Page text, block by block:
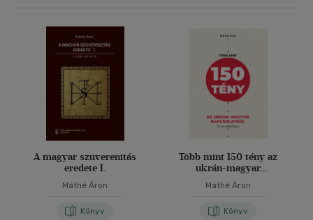
A magyar szuverenitás
eredete I.
Máthé Áron
Könyv
Több mint 150 tény az
ukrán-magyar
kapcsolatról
Máthé Áron
Könyv